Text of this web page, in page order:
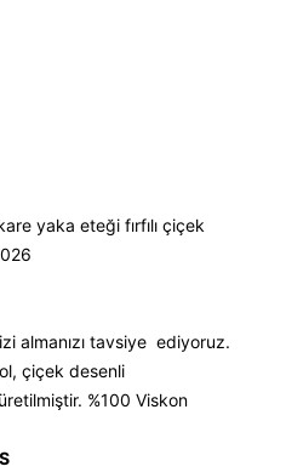
yaka eteği fırfılı çiçek
almanızı tavsiye ediyoruz.
çiçek desenli
%100 Viskon